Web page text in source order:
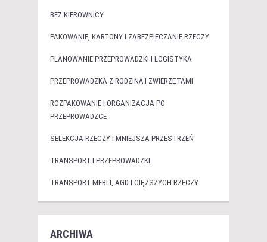
BEZ KIEROWNICY
PAKOWANIE, KARTONY I ZABEZPIECZANIE RZECZY
PLANOWANIE PRZEPROWADZKI I LOGISTYKA
PRZEPROWADZKA Z RODZINĄ I ZWIERZĘTAMI
ROZPAKOWANIE I ORGANIZACJA PO
PRZEPROWADZCE
SELEKCJA RZECZY I MNIEJSZA PRZESTRZEŃ
TRANSPORT I PRZEPROWADZKI
TRANSPORT MEBLI, AGD I CIĘŻSZYCH RZECZY
ARCHIWA